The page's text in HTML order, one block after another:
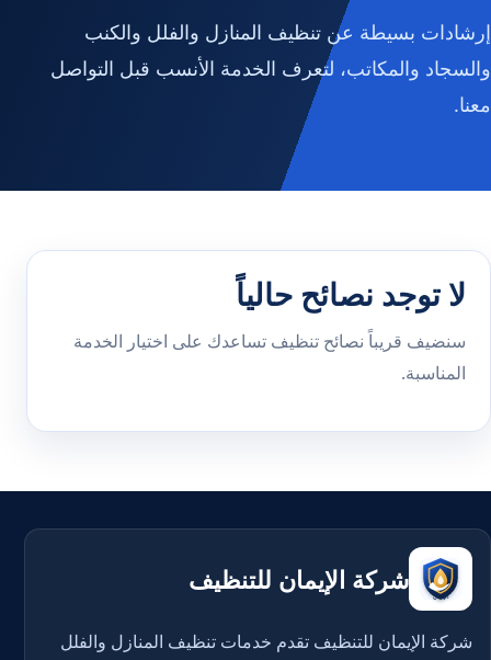
إرشادات بسيطة عن تنظيف المنازل والفلل والكنب
والسجاد والمكاتب، لتعرف الخدمة الأنسب قبل التواصل
معنا.
لا توجد نصائح حالياً
سنضيف قريباً نصائح تنظيف تساعدك على اختيار الخدمة
المناسبة.
شركة الإيمان للتنظيف
شركة الإيمان للتنظيف تقدم خدمات تنظيف المنازل والفلل